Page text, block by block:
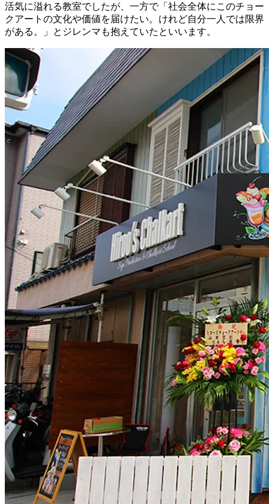
活気に溢れる教室でしたが、一方で「社会全体にこのチョー
クアートの文化や価値を届けたい。けれど自分一人では限界
がある。」とジレンマも抱えていたといいます。